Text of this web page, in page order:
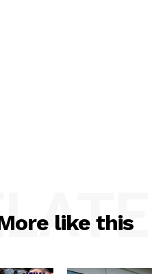
like this